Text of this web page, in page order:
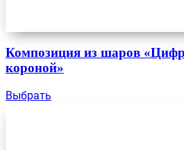
Композиция из шаров
короной»
Выбрать